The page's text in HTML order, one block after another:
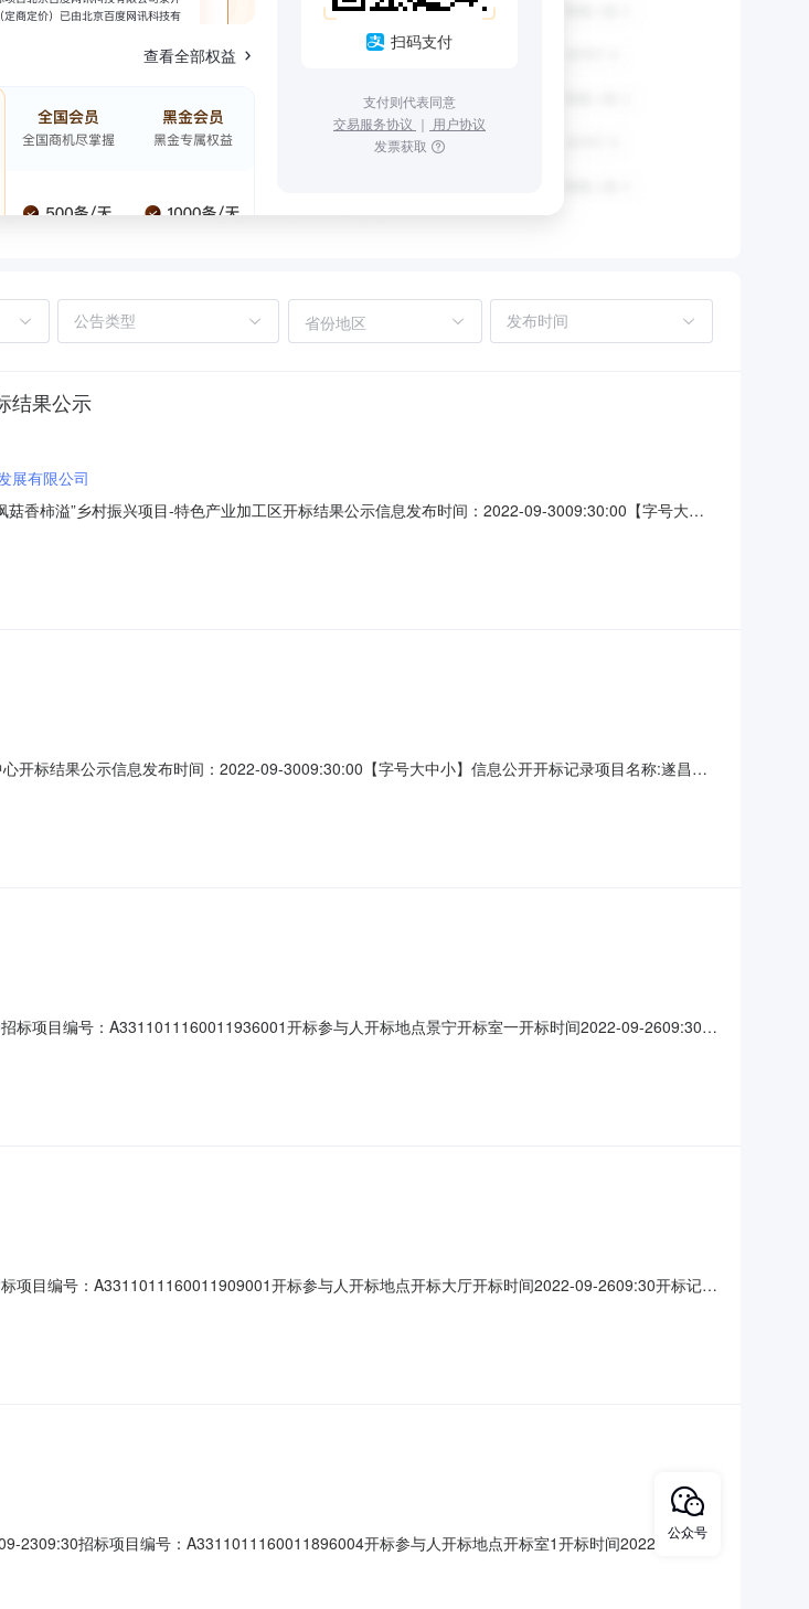
查看全部权益
扫码支付
支付则代表同意
交易服务协议 ｜ 用户协议
发票获取
省份地区
结果公示
展有限公司
香柿溢”乡村振兴项目-特色产业加工区开标结果公示信息发布时间：2022-09-3009:30:00【字号大中
话:13967075957代理机构:名称:浙江方圆工程咨询有限公司地址:{S
开标结果公示信息发布时间：2022-09-3009:30:00【字号大中小】信息公开开标记录项目名称:遂昌县
标项目编号：A3311011160011936001开标参与人开标地点景宁开标室一开标时间2022-09-2609:30开
人:张青梅;报价:0.00元/%;工期:日历天;质量要求:;保证
项目编号：A3311011160011909001开标参与人开标地点开标大厅开标时间2022-09-2609:30开标记录
求:;保证金金额:0.
2309:30招标项目编号：A3311011160011896004开标参与人开标地点开标室1开标时间2022-09-
负责人:王春燕;报价:0.00元/%;工期:日历天;质量要求:
公众号